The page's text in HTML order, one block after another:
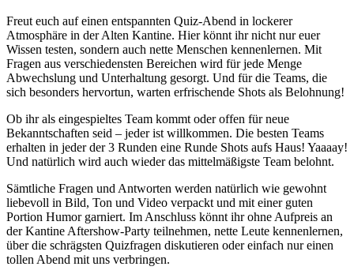
Freut euch auf einen entspannten Quiz-Abend in lockerer
Atmosphäre in der Alten Kantine. Hier könnt ihr nicht nur euer
Wissen testen, sondern auch nette Menschen kennenlernen. Mit
Fragen aus verschiedensten Bereichen wird für jede Menge
Abwechslung und Unterhaltung gesorgt. Und für die Teams, die
sich besonders hervortun, warten erfrischende Shots als Belohnung!
Ob ihr als eingespieltes Team kommt oder offen für neue
Bekanntschaften seid – jeder ist willkommen. Die besten Teams
erhalten in jeder der 3 Runden eine Runde Shots aufs Haus! Yaaaay!
Und natürlich wird auch wieder das mittelmäßigste Team belohnt.
Sämtliche Fragen und Antworten werden natürlich wie gewohnt
liebevoll in Bild, Ton und Video verpackt und mit einer guten
Portion Humor garniert. Im Anschluss könnt ihr ohne Aufpreis an
der Kantine Aftershow-Party teilnehmen, nette Leute kennenlernen,
über die schrägsten Quizfragen diskutieren oder einfach nur einen
tollen Abend mit uns verbringen.